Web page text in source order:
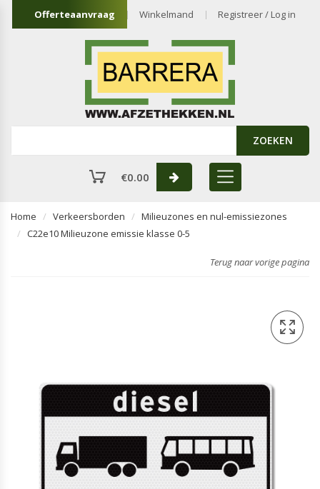
Offerteaanvraag Winkelmand Registreer / Log in
ZOEKEN
€0.00
Home Verkeersborden
Milieuzones en nul-emissiezones
C22e10 Milieuzone emissie klasse 0-5
Terug naar vorige pagina